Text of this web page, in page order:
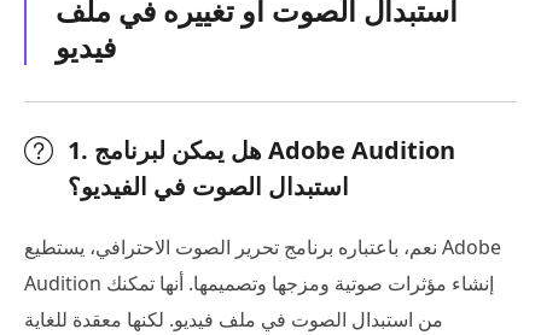
استبدال الصوت أو تغييره في ملف
فيديو
1. هل يمكن لبرنامج Adobe Audition
استبدال الصوت في الفيديو؟
نعم، باعتباره برنامج تحرير الصوت الاحترافي، يستطيع Adobe
Audition إنشاء مؤثرات صوتية ومزجها وتصميمها. أنها تمكنك
من استبدال الصوت في ملف فيديو. لكنها معقدة للغاية